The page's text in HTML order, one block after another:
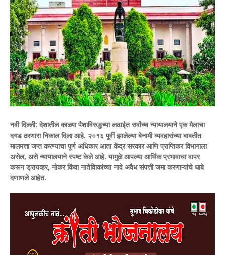
नवी दिल्ली: देशातील काळ्या पैशाविरुद्धच्या लढाईत सर्वोच्च न्यायालयाने एक मैलाचा
दगड ठरणारा निकाल दिला आहे. २०१६ पूर्वी झालेल्या बेनामी व्यवहारांच्या बाबतीत
मालमत्ता जप्त करण्याचा पूर्ण अधिकार आता केंद्र सरकार आणि प्राप्तिकर विभागाला
असेल, असे न्यायालयाने स्पष्ट केले आहे. यामुळे आपल्या आर्थिक प्रभावाचा वापर
करून ड्रायव्हर, नोकर किंवा नातेवािकांच्या नावे अवैध संपत्ती जमा करणाऱ्यांचे धाबे
दणाणले आहेत.